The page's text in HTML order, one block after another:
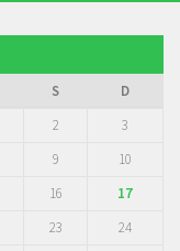
S
D
2
3
9
10
16
17
23
24